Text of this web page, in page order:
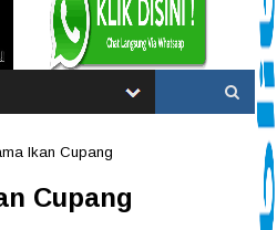
----
Ikan Cupang
Cupang